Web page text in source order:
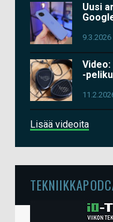
Uusi
9.3.2026
Video:
-
Lisää videoita